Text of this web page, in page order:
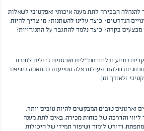
להנהלה הבכירה לתת מענה איכותי ואפקטיבי לשאלות
הנדרשים? כיצד עלינו להשתנות? מי צריך להיות
מבצעים בקרה? כיצד נלמד להתגבר על התנגדויות?
בסיוע ובליווי מנכ"לים וארגונים גדולים לטובת
שלהם. פעולות אלה מסייעות בהתאמה בשיפור
ולאורך זמן.
וארגונים טובים המבקשים להיות טובים יותר.
והדרכה של כוחות מכירה, באים לתת מענה
ודורש לימוד ושיפור תמידי של היכולות